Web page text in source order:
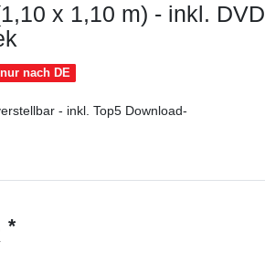
x 1,10 m) - inkl. DVD
nach DE
- inkl. Top5 Download-
*